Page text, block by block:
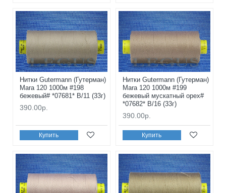
Нитки Gutermann (Гутерман)
Mara 120 1000м #198
бежевый# *07681* B/11 (33г)
390.00р.
Купить
Нитки Gutermann (Гутерман)
Mara 120 1000м #199
бежевый мускатный орех#
*07682* B/16 (33г)
390.00р.
Купить